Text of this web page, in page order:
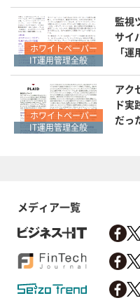
ホワイトペーパー
IT運用管理全般
監視
サイ
「
ホワイトペーパー
IT運用管理全般
アク
ド実
だっ
メディア一覧